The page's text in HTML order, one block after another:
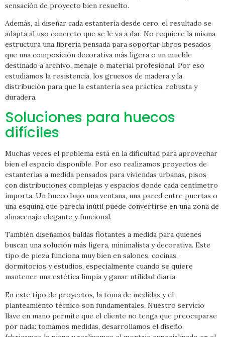
sensación de proyecto bien resuelto.
Además, al diseñar cada estantería desde cero, el resultado se
adapta al uso concreto que se le va a dar. No requiere la misma
estructura una librería pensada para soportar libros pesados
que una composición decorativa más ligera o un mueble
destinado a archivo, menaje o material profesional. Por eso
estudiamos la resistencia, los gruesos de madera y la
distribución para que la estantería sea práctica, robusta y
duradera.
Soluciones para huecos
difíciles
Muchas veces el problema está en la dificultad para aprovechar
bien el espacio disponible. Por eso realizamos proyectos de
estanterías a medida pensados para viviendas urbanas, pisos
con distribuciones complejas y espacios donde cada centímetro
importa. Un hueco bajo una ventana, una pared entre puertas o
una esquina que parecía inútil puede convertirse en una zona de
almacenaje elegante y funcional.
También diseñamos baldas flotantes a medida para quienes
buscan una solución más ligera, minimalista y decorativa. Este
tipo de pieza funciona muy bien en salones, cocinas,
dormitorios y estudios, especialmente cuando se quiere
mantener una estética limpia y ganar utilidad diaria.
En este tipo de proyectos, la toma de medidas y el
planteamiento técnico son fundamentales. Nuestro servicio
llave en mano permite que el cliente no tenga que preocuparse
por nada: tomamos medidas, desarrollamos el diseño,